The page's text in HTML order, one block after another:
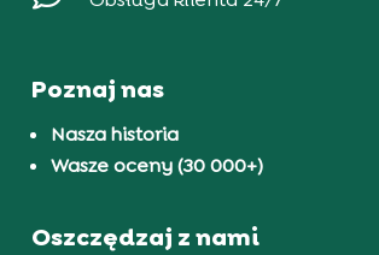
Poznaj nas
Nasza historia
Wasze oceny (30 000+)
Oszczędzaj z nami